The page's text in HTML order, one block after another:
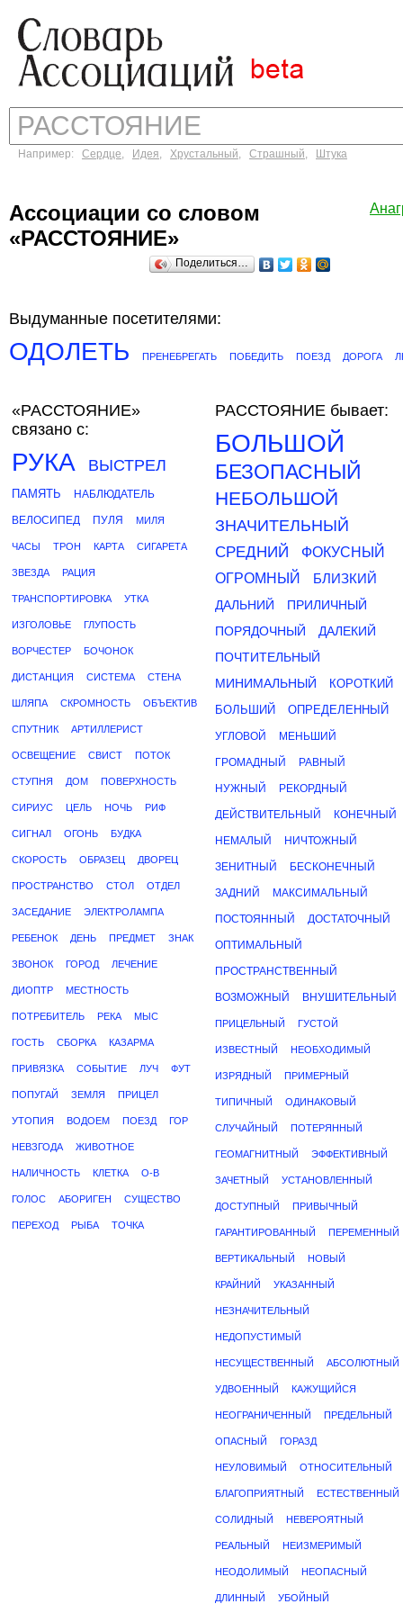
Например: Сердце, Идея, Хрустальный, Страшный, Штука
Ассоциации со словом
«РАССТОЯНИЕ»
Поделиться…
Выдуманные посетителями:
ОДОЛЕТЬ ПРЕНЕБРЕГАТЬ ПОБЕДИТЬ ПОЕЗД ДОРОГА
«РАССТОЯНИЕ»
связано с:
РУКА ВЫСТРЕЛ
ПАМЯТЬ НАБЛЮДАТЕЛЬ
ВЕЛОСИПЕД ПУЛЯ МИЛЯ
ЧАСЫ ТРОН КАРТА СИГАРЕТА
ЗВЕЗДА РАЦИЯ
ТРАНСПОРТИРОВКА УТКА
ИЗГОЛОВЬЕ ГЛУПОСТЬ
ВОРЧЕСТЕР БОЧОНОК
ДИСТАНЦИЯ СИСТЕМА СТЕНА
ШЛЯПА СКРОМНОСТЬ ОБЪЕКТИВ
СПУТНИК АРТИЛЛЕРИСТ
ОСВЕЩЕНИЕ СВИСТ ПОТОК
СТУПНЯ ДОМ ПОВЕРХНОСТЬ
СИРИУС ЦЕЛЬ НОЧЬ РИФ
СИГНАЛ ОГОНЬ БУДКА
СКОРОСТЬ ОБРАЗЕЦ ДВОРЕЦ
ПРОСТРАНСТВО СТОЛ ОТДЕЛ
ЗАСЕДАНИЕ ЭЛЕКТРОЛАМПА
РЕБЕНОК ДЕНЬ ПРЕДМЕТ ЗНАК
ЗВОНОК ГОРОД ЛЕЧЕНИЕ
ДИОПТР МЕСТНОСТЬ
ПОТРЕБИТЕЛЬ РЕКА МЫС
ГОСТЬ СБОРКА КАЗАРМА
ПРИВЯЗКА СОБЫТИЕ ЛУЧ ФУТ
ПОПУГАЙ ЗЕМЛЯ ПРИЦЕЛ
УТОПИЯ ВОДОЕМ ПОЕЗД ГОР
НЕВЗГОДА ЖИВОТНОЕ
НАЛИЧНОСТЬ КЛЕТКА О-В
ГОЛОС АБОРИГЕН СУЩЕСТВО
ПЕРЕХОД РЫБА ТОЧКА
РАССТОЯНИЕ бывает:
БОЛЬШОЙ
БЕЗОПАСНЫЙ
НЕБОЛЬШОЙ
ЗНАЧИТЕЛЬНЫЙ
СРЕДНИЙ
ФОКУСНЫЙ
ОГРОМНЫЙ
БЛИЗКИЙ
ДАЛЬНИЙ
ПРИЛИЧНЫЙ
ПОРЯДОЧНЫЙ
ДАЛЕКИЙ
ПОЧТИТЕЛЬНЫЙ
МИНИМАЛЬНЫЙ
КОРОТКИЙ
БОЛЬШИЙ
ОПРЕДЕЛЕННЫЙ
УГЛОВОЙ МЕНЬШИЙ
ГРОМАДНЫЙ РАВНЫЙ
НУЖНЫЙ РЕКОРДНЫЙ
ДЕЙСТВИТЕЛЬНЫЙ КОНЕЧНЫЙ
НЕМАЛЫЙ НИЧТОЖНЫЙ
ЗЕНИТНЫЙ БЕСКОНЕЧНЫЙ
ЗАДНИЙ МАКСИМАЛЬНЫЙ
ПОСТОЯННЫЙ ДОСТАТОЧНЫЙ
ОПТИМАЛЬНЫЙ
ПРОСТРАНСТВЕННЫЙ
ВОЗМОЖНЫЙ ВНУШИТЕЛЬНЫЙ
ПРИЦЕЛЬНЫЙ ГУСТОЙ
ИЗВЕСТНЫЙ НЕОБХОДИМЫЙ
ИЗРЯДНЫЙ ПРИМЕРНЫЙ
ТИПИЧНЫЙ ОДИНАКОВЫЙ
СЛУЧАЙНЫЙ ПОТЕРЯННЫЙ
ГЕОМАГНИТНЫЙ ЭФФЕКТИВНЫЙ
ЗАЧЕТНЫЙ УСТАНОВЛЕННЫЙ
ДОСТУПНЫЙ ПРИВЫЧНЫЙ
ГАРАНТИРОВАННЫЙ ПЕРЕМЕННЫЙ
ВЕРТИКАЛЬНЫЙ НОВЫЙ
КРАЙНИЙ УКАЗАННЫЙ
НЕЗНАЧИТЕЛЬНЫЙ
НЕДОПУСТИМЫЙ
НЕСУЩЕСТВЕННЫЙ АБСОЛЮТНЫЙ
УДВОЕННЫЙ КАЖУЩИЙСЯ
НЕОГРАНИЧЕННЫЙ ПРЕДЕЛЬНЫЙ
ОПАСНЫЙ ГОРАЗД
НЕУЛОВИМЫЙ ОТНОСИТЕЛЬНЫЙ
БЛАГОПРИЯТНЫЙ ЕСТЕСТВЕННЫЙ
СОЛИДНЫЙ НЕВЕРОЯТНЫЙ
РЕАЛЬНЫЙ НЕИЗМЕРИМЫЙ
НЕОДОЛИМЫЙ НЕОПАСНЫЙ
ДЛИННЫЙ УБОЙНЫЙ